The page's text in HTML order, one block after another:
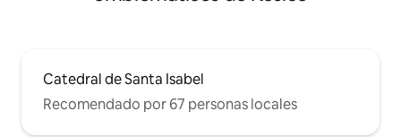
Catedral de Santa Isabel
Recomendado por 67 personas locales